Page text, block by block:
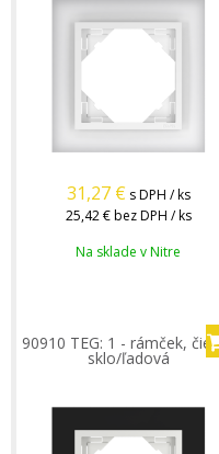
31,27 € s DPH / ks
25,42 € bez DPH / ks
Na sklade v Nitre
90910 TEG: 1 - rámček,
sklo/ľadová